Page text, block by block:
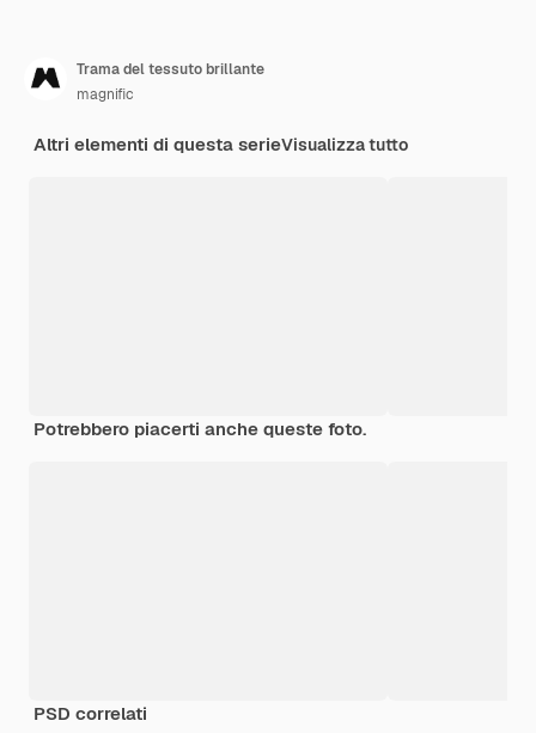
Trama del tessuto brillante
magnific
Altri elementi di questa serieVisualizza tutto
Potrebbero piacerti anche queste foto.
PSD correlati